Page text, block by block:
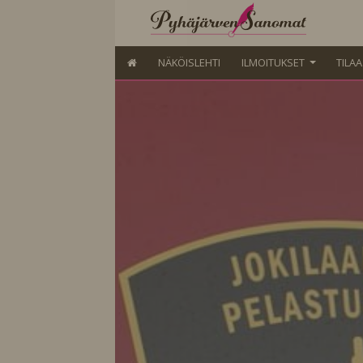
NÄKÖISLEHTI ILMOITUKSET